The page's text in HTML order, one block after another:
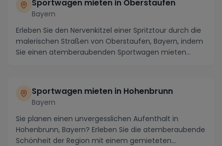
Sportwagen mieten in Oberstaufen
Bayern
Erleben Sie den Nervenkitzel einer Spritztour durch die
malerischen Straßen von Oberstaufen, Bayern, indem
Sie einen atemberaubenden Sportwagen mieten...
Sportwagen mieten in Hohenbrunn
Bayern
Sie planen einen unvergesslichen Aufenthalt in
Hohenbrunn, Bayern? Erleben Sie die atemberaubende
Schönheit der Region mit einem gemieteten